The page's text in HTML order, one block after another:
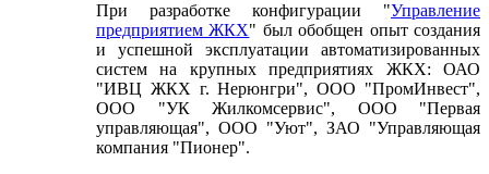
При разработке конфигурации "Управление
предприятием ЖКХ" был обобщен опыт создания
и успешной эксплуатации автоматизированных
систем на крупных предприятиях ЖКХ: ОАО
"ИВЦ ЖКХ г. Нерюнгри", ООО "ПромИнвест",
ООО "УК Жилкомсервис", ООО "Первая
управляющая", ООО "Уют", ЗАО "Управляющая
компания "Пионер".